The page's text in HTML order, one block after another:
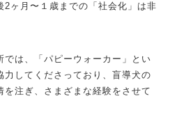
2ヶ月〜１歳までの「社会化」は非
では、「パピーウォーカー」とい
力してくださっており、盲導犬の
注ぎ、さまざまな経験をさせて